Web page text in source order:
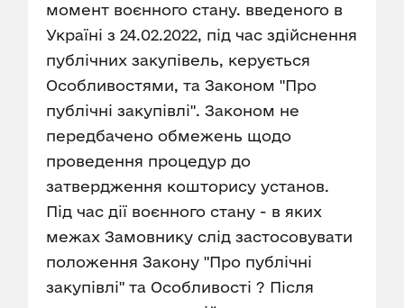
момент воєнного стану. введеного в
Україні з 24.02.2022, під час здійснення
публічних закупівель, керується
Особливостями, та Законом "Про
публічні закупівлі". Законом не
передбачено обмежень щодо
проведення процедур до
затвердження кошторису установ.
Під час дії воєнного стану - в яких
межах Замовнику слід застосовувати
положення Закону "Про публічні
закупівлі" та Особливості ? Після